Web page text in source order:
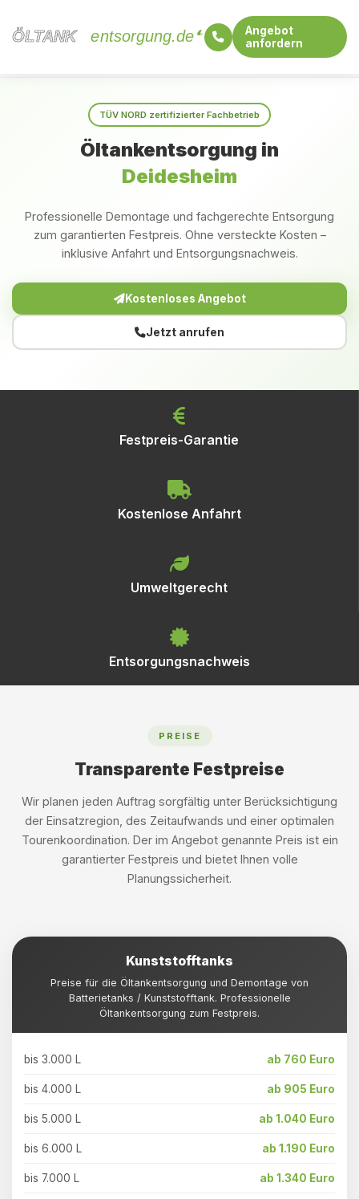
ÖLTANK
ÖLTANK entsorgung.de
Angebot
anfordern
TÜV NORD zertifizierter Fachbetrieb
Öltankentsorgung in
Deidesheim
Professionelle Demontage und fachgerechte Entsorgung
zum garantierten Festpreis. Ohne versteckte Kosten –
inklusive Anfahrt und Entsorgungsnachweis.
Kostenloses Angebot
Jetzt anrufen
Festpreis-Garantie
Kostenlose Anfahrt
Umweltgerecht
Entsorgungsnachweis
PREISE
Transparente Festpreise
Wir planen jeden Auftrag sorgfältig unter Berücksichtigung
der Einsatzregion, des Zeitaufwands und einer optimalen
Tourenkoordination. Der im Angebot genannte Preis ist ein
garantierter Festpreis und bietet Ihnen volle
Planungssicherheit.
Kunststofftanks
Preise für die Öltankentsorgung und Demontage von
Batterietanks / Kunststofftank. Professionelle
Öltankentsorgung zum Festpreis.
bis 3.000 L ab 760 Euro
bis 4.000 L ab 905 Euro
bis 5.000 L ab 1.040 Euro
bis 6.000 L ab 1.190 Euro
bis 7.000 L ab 1.340 Euro